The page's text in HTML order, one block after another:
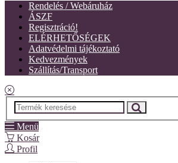
Rendelés / Webáruház
ÁSZF
Regisztráció!
ELÉRHETŐSÉGEK
Adatvédelmi tájékoztató
Kedvezmények
Szállítás/Transport
Menü
Kosár
Profil